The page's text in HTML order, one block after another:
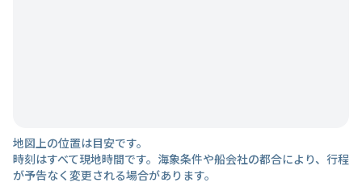
地図上の位置は目安です。
時刻はすべて現地時間です。海象条件や船会社の都合により、行程
が予告なく変更される場合があります。